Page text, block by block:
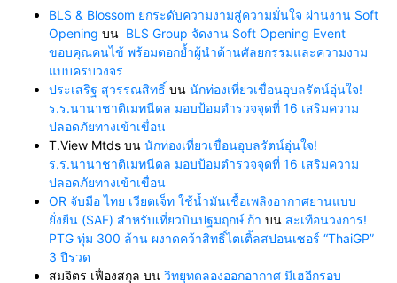
BLS & Blossom ยกระดับความงามสู่ความมั่นใจ ผ่านงาน Soft
Opening บน BLS Group จัดงาน Soft Opening Event
ขอบคุณคนไข้ พร้อมตอกย้ำผู้นำด้านศัลยกรรมและความงาม
แบบครบวงจร
ประเสริฐ สุวรรณสิทธิ์ บน นักท่องเที่ยวเขื่อนอุบลรัตน์อุ่นใจ!
ร.ร.นานาชาติเมทนีดล มอบป้อมตำรวจจุดที่ 16 เสริมความ
ปลอดภัยทางเข้าเขื่อน
T.View Mtds บน นักท่องเที่ยวเขื่อนอุบลรัตน์อุ่นใจ!
ร.ร.นานาชาติเมทนีดล มอบป้อมตำรวจจุดที่ 16 เสริมความ
ปลอดภัยทางเข้าเขื่อน
OR จับมือ ไทย เวียตเจ็ท ใช้น้ำมันเชื้อเพลิงอากาศยานแบบ
ยั่งยืน (SAF) สำหรับเที่ยวบินปฐมฤกษ์ ก้า บน สะเทือนวงการ!
PTG ทุ่ม 300 ล้าน ผงาดคว้าสิทธิ์ไตเติ้ลสปอนเซอร์ “ThaiGP”
3 ปีรวด
สมจิตร เฟื่องสกุล บน วิทยุทดลองออกอากาศ มีเฮอีกรอบ